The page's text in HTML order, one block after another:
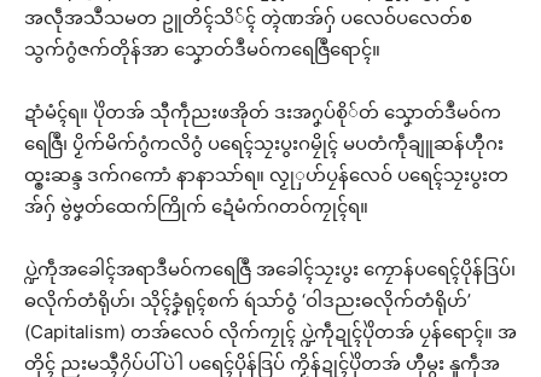
အလဵုအသဳသမတ ဥူတိၚ်သိ်ၚ် တ္ၚဲဏအ်ဂှ် ပလေဝ်ပလေတ်စ
သွက်ဂွံဇက်တိုန်အာ သၞောတ်ဒဳမဝ်ကရေဇြဳရောၚ်။
ဍာံမံၚ်ရ။ ပိုဲတအ် သီုကဵုညးဖအိုတ် ဒးအဂၞပ်စို်တ် သၞောတ်ဒဳမဝ်က
ရေဇြဳ၊ ပၟိက်မိက်ဂွံကလိဂွံ ပရေၚ်သၠးပွးဂမၠိုၚ် မပတံကဵုချူဆန်ဟီုဂး
ထ္ၜးဆန္ဒ ဒက်ဂကောံ နာနာသာ်ရ။ လၟုှဟ်ပၠန်လေဝ် ပရေၚ်သၠးပွးတ
အ်ဂှ် ဗွဲဗၞတ်ထေက်ကြိုက် ဍေံမံက်ဂတဝ်ကၠုၚ်ရ။
ပ္ဍဲကဵုအခေါၚ်အရာဒဳမဝ်ကရေဇြဳ အခေါၚ်သၠးပွး ကၠောန်ပရေၚ်ပိုန်ဒြပ်၊
ဓလိုက်တံရိုဟ်၊ သိုၚ်ခၞံရုၚ်စက် ရဴသာ်ဝွံ ‘ဝါဒညးဓလိုက်တံရိုဟ်’
(Capitalism) တအ်လေဝ် လိုက်ကၠုၚ် ပ္ဍဲကဵုဍုၚ်ပိုဲတအ် ပၠန်ရောၚ်။ အ
တိုၚ် ညးမသ္ၚဳဂၠိပ်ပါ်ပဲါ ပရေၚ်ပိုန်ဒြပ် ကၟိန်ဍုၚ်ပိုဲတအ် ဟီုမ္ဂး နူကဵုအ